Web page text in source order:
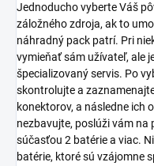
Jednoducho vyberte Váš
záložného zdroja, ak to
náhradný pack patrí. Pri
vymieňať sám užívateľ, ale
špecializovaný servis. Po
skontrolujte a
konektorov, a následne ich
nezbavujte, poslúži vám na
súčasťou 2 batérie a viac.
batérie, ktoré sú vzájomne